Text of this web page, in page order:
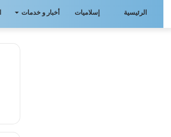
الرئيسية إسلاميات أخبار و خدمات